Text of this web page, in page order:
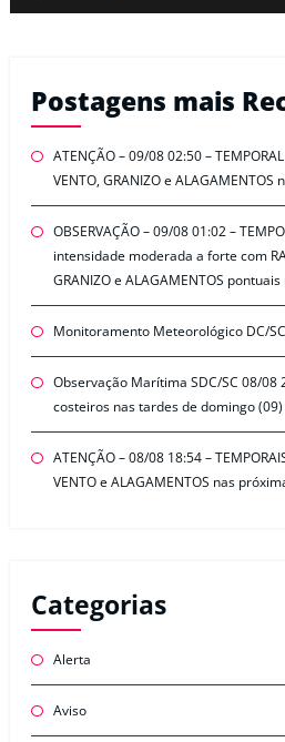
Postagens mais
ATENÇÃO – 09/08 02:50 –
VENTO, GRANIZO e
OBSERVAÇÃO – 09/08 01:02 –
intensidade moderada a forte com
GRANIZO e ALAGAMENTOS
Monitoramento Meteorológico DC/
Observação Marítima SDC/SC 08/08
costeiros nas tardes de domingo
ATENÇÃO – 08/08 18:54 –
VENTO e ALAGAMENTOS nas
Categorias
Alerta
Aviso